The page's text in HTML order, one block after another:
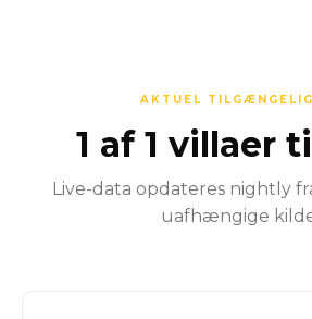
AKTUEL
1 af 1 villaer
Live-data opdateres nightly
uafhængige